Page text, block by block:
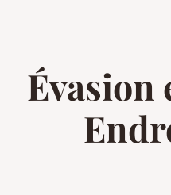
Évasion